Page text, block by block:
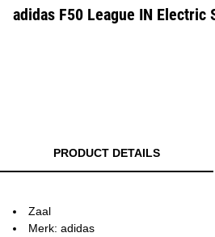
adidas F50 League IN Electric
PRODUCT DETAILS
Zaal
Merk: adidas